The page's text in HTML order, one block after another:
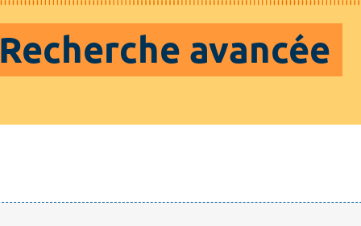
Recherche avancée